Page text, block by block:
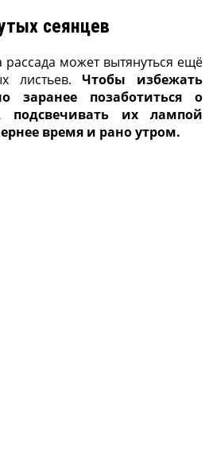
сеянцев
рассада может вытянуться ещё
листьев.Чтобы избежать
заранее позаботиться о
подсвечивать их лампой
время и рано утром.